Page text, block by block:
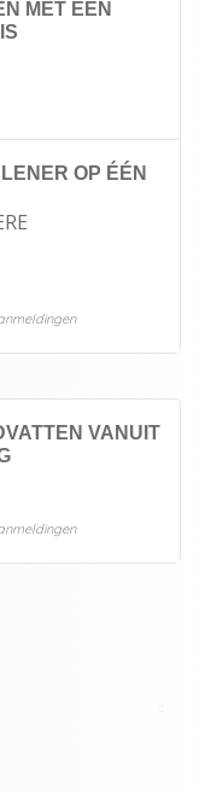
MET EEN
OP ÉÉN
VANUIT